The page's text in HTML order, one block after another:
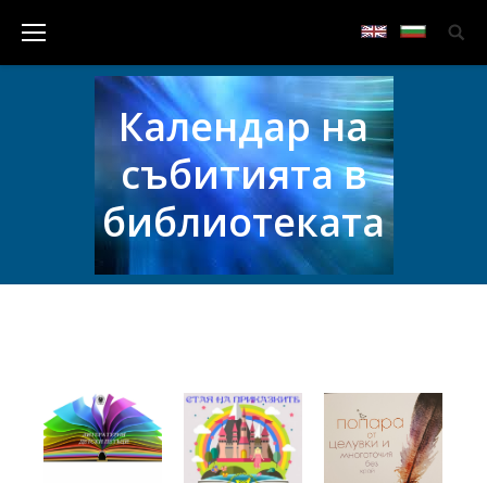
Календар на
събитията в
библиотеката